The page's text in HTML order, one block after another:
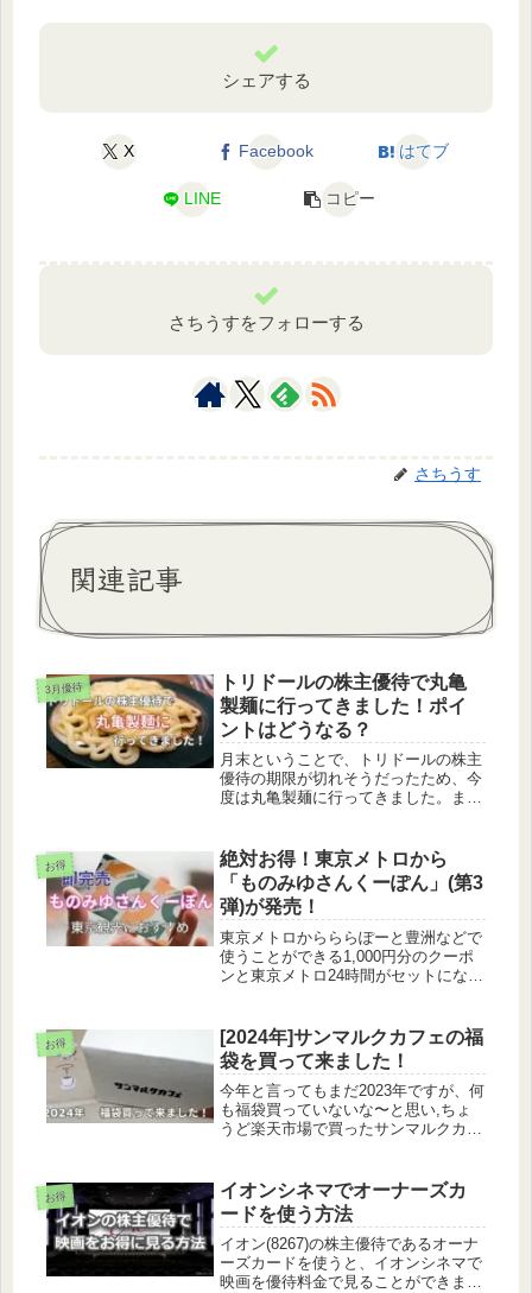
シェアする
X Facebook はてブ
LINE コピー
さちうすをフォローする
さちうす
関連記事
3月優待
トリドールの株主優待で丸亀
製麺に行ってきました！ポイ
ントはどうなる？
月末ということで、トリドールの株主
優待の期限が切れそうだったため、今
度は丸亀製麺に行ってきました。ま
券を使うとどうなったのか見ていただ
けたらと思います。株主優待の内容軽
くト...
お得
絶対お得！東京メトロから
「ものみゆさんくーぽん」(第3
弾)が発売！
東京メトロからららぽーと豊洲などで
使うことができる1,000円分のクーポ
ンと東京メトロ24時間がセットになっ
ーと豊洲など対象施設に行く用事があ
る方は検討してみてはいかがで...
お得
[2024年]サンマルクカフェの福
袋を買って来ました！
今年と言ってもまだ2023年ですが、何
も福袋買っていないな〜と思い,ちょ
うど楽天市場で買ったサンマルクカフ
チョコクロだよね！福袋の種類福袋は
2023年12月26日からサンマ...
お得
イオンシネマでオーナーズカ
ードを使う方法
イオン(8267)の株主優待であるオーナ
ーズカードを使うと、イオンシネマで
映画を優待料金で見ることができま